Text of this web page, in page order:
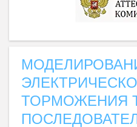
ТОРМОЖЕНИЯ